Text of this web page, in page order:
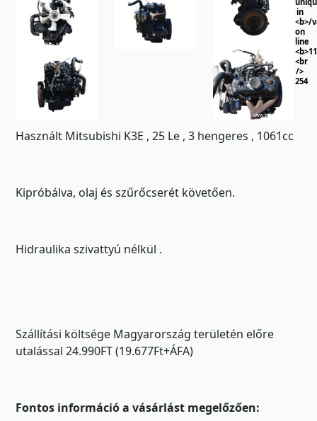
in
<b>/
on
line
<br
/>
254
Használt Mitsubishi K3E , 25 Le , 3 hengeres , 1061cc
Kipróbálva, olaj és szűrőcserét követően.
Hidraulika szivattyú nélkül .
Szállítási költsége Magyarország területén előre
utalással 24.990FT (19.677Ft+ÁFA)
Fontos információ a vásárlást megelőzően: